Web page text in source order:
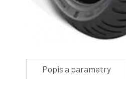
Popis a parametry